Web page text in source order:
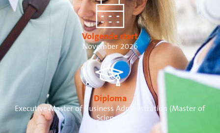
Volgende start
November 2026
Diploma
Executive Master of Business Administration (Master of
Science)